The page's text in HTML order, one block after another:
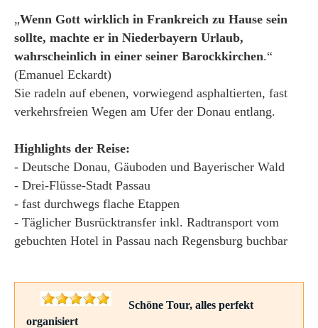
„Wenn Gott wirklich in Frankreich zu Hause sein
sollte, machte er in Niederbayern Urlaub,
wahrscheinlich in einer seiner Barockkirchen.“
(Emanuel Eckardt)
Sie radeln auf ebenen, vorwiegend asphaltierten, fast
verkehrsfreien Wegen am Ufer der Donau entlang.
Highlights der Reise:
- Deutsche Donau, Gäuboden und Bayerischer Wald
- Drei-Flüsse-Stadt Passau
- fast durchwegs flache Etappen
- Täglicher Busrücktransfer inkl. Radtransport vom
gebuchten Hotel in Passau nach Regensburg buchbar
Schöne Tour, alles perfekt
organisiert